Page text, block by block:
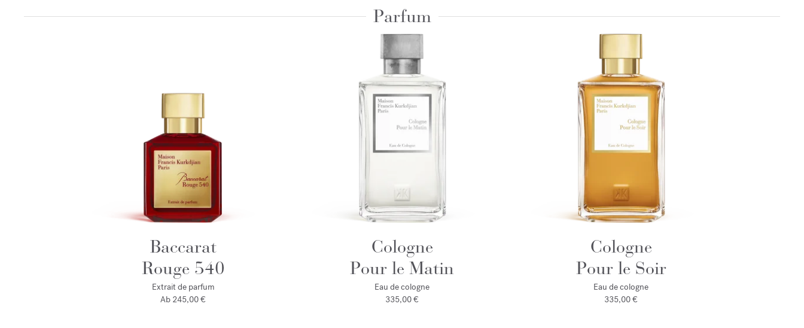
Parfum
Baccarat
Rouge 540
Extrait de parfum
Ab 245,00 €
Cologne
Pour le Matin
Eau de cologne
335,00 €
Cologne
Pour le Soir
Eau de cologne
335,00 €